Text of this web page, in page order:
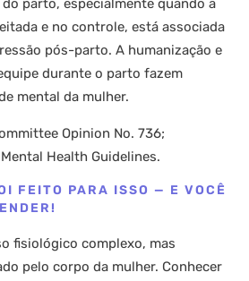
parto, especialmente quando a
e no controle, está associada
pós-parto. A humanização e
durante o parto fazem
mental da mulher.
Opinion No. 736;
Health Guidelines.
FEITO PARA ISSO — E VOCÊ
fisiológico complexo, mas
pelo corpo da mulher. Conhecer